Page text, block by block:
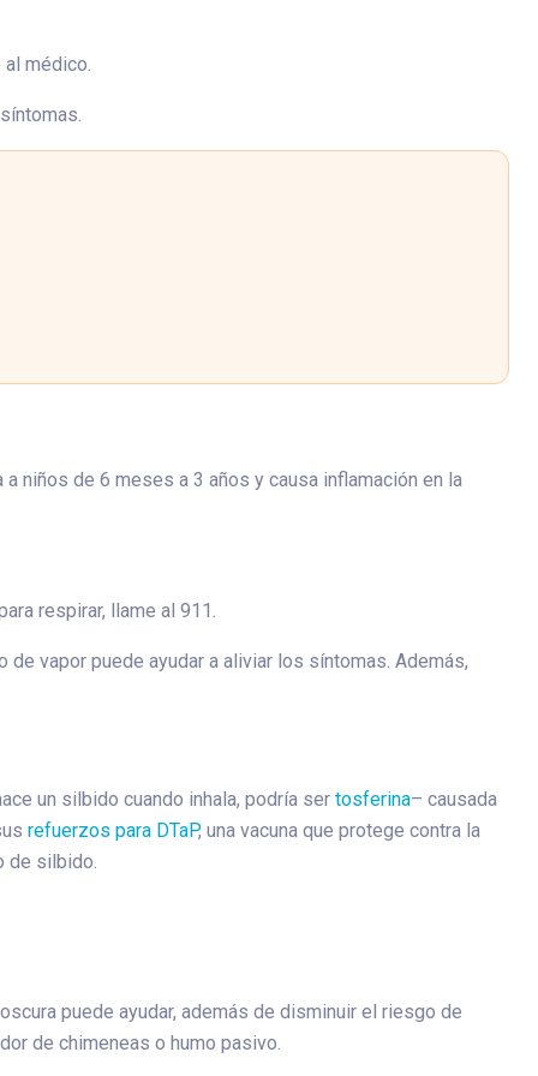
médico.
niños de 6 meses a 3 años y causa inflamación en la
respirar, llame al 911.
vapor puede ayudar a aliviar los síntomas. Además,
un silbido cuando inhala, podría ser tosferina– causada
refuerzos para DTaP, una vacuna que protege contra la
de silbido.
puede ayudar, además de disminuir el riesgo de
de chimeneas o humo pasivo.